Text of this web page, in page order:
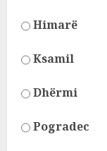
Himarë
Ksamil
Dhërmi
Pogradec